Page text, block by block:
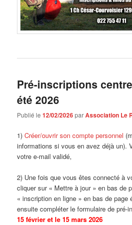
Pré-inscriptions
été 2026
Publié le12/02/2026parAssociation Le
1)Créer/ouvrir son compte personnel
informations si vous en avez déjà un).
votre e-mail validé,
2) Une fois que vous êtes connecté à
cliquer sur « Mettre à jour » en bas de
« inscription en ligne » en bas de page
ensuite compléter le formulaire de pré-
15 février et le 15 mars 2026